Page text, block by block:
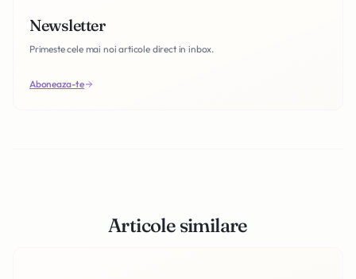
Newsletter
Primeste cele mai noi articole direct in inbox.
Aboneaza-te
Articole similare